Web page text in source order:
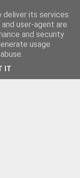
deliver its services
user-agent are
and security
usage
IT